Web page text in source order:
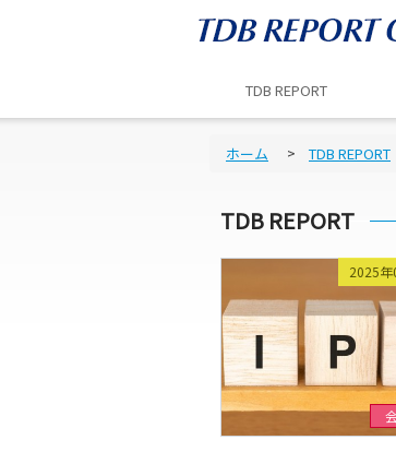
TDB REPORT
ホーム TDB REPORT
TDB REPORT
2025